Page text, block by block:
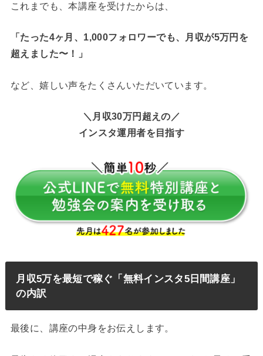
これまでも、本講座を受けたからは、
「たった4ヶ月、1,000フォロワーでも、月収が5万円を
超えました〜！
」
など、嬉しい声をたくさんいただいています。
＼月収30万円超えの／
インスタ運用者を目指す
月収5万を最短で稼ぐ「無料インスタ5日間講座」
の内訳
最後に、講座の中身をお伝えします。